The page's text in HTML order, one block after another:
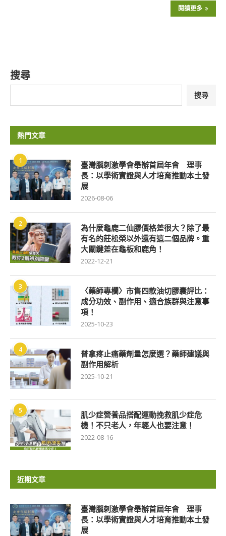
閱讀更多
搜尋
搜尋
熱門文章
1
臺灣腦刺激學會舉辦首屆年會 理事
長：以學術實證與人才培育推動本土發
展
2026-08-06
2
為什麼龜鹿二仙膠價格差很大？除了最
有名的莊松榮以外還有這二個品牌。重
大關鍵差在龜板和鹿角！
2022-12-21
3
〈藥師專欄〉市售四款油切膠囊評比：
成分功效、副作用、適合族群與注意事
項！
2025-10-23
4
普拿疼止痛藥劑量怎麼選？藥師建議與
副作用解析
2025-10-21
5
肌少症營養品搭配運動挽救肌少症危
機！不只老人，年輕人也要注意！
2022-08-16
近期文章
臺灣腦刺激學會舉辦首屆年會 理事
長：以學術實證與人才培育推動本土發
展